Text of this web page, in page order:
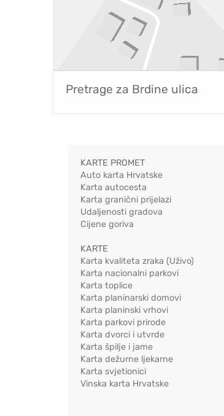
Pretrage za Brdine ulica
KARTE PROMET
Auto karta Hrvatske
Karta autocesta
Karta granični prijelazi
Udaljenosti gradova
Cijene goriva
KARTE
Karta kvaliteta zraka (Uživo)
Karta nacionalni parkovi
Karta toplice
Karta planinarski domovi
Karta planinski vrhovi
Karta parkovi prirode
Karta dvorci i utvrde
Karta špilje i jame
Karta dežurne ljekarne
Karta svjetionici
Vinska karta Hrvatske